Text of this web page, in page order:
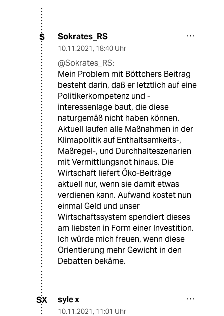
S Sokrates_RS
10.11.2021, 18:40 Uhr
@Sokrates_RS:
Mein Problem mit Böttchers Beitrag
besteht darin, daß er letztlich auf eine
Politikerkompetenz und -
interessenlage baut, die diese
naturgemäß nicht haben können.
Aktuell laufen alle Maßnahmen in der
Klimapolitik auf Enthaltsamkeits-,
Maßregel-, und Durchhalteszenarien
mit Vermittlungsnot hinaus. Die
Wirtschaft liefert Öko-Beiträge
aktuell nur, wenn sie damit etwas
verdienen kann. Aufwand kostet nun
einmal Geld und unser
Wirtschaftssystem spendiert dieses
am liebsten in Form einer Investition.
Ich würde mich freuen, wenn diese
Orientierung mehr Gewicht in den
Debatten bekäme.
SX syle x
10.11.2021, 11:01 Uhr